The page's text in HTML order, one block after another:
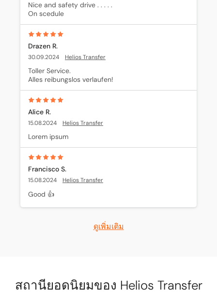
Nice and safety drive . . . . .
On scedule
Drazen R.
30.09.2024 Helios Transfer
Toller Service.
Alles reibungslos verlaufen!
Alice R.
15.08.2024 Helios Transfer
Lorem ipsum
Francisco S.
15.08.2024 Helios Transfer
Good 👍
ดูเพิ่มเติม
สถานียอดนิยมของ Helios Transfer